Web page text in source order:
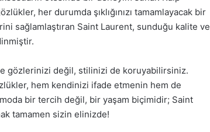
her durumda şıklığınızı tamamlayacak bir
sağlamlaştıran Saint Laurent, sunduğu kalite ve
gözlerinizi değil, stilinizi de koruyabilirsiniz.
hem kendinizi ifade etmenin hem de
bir tercih değil, bir yaşam biçimidir; Saint
tamamen sizin elinizde!